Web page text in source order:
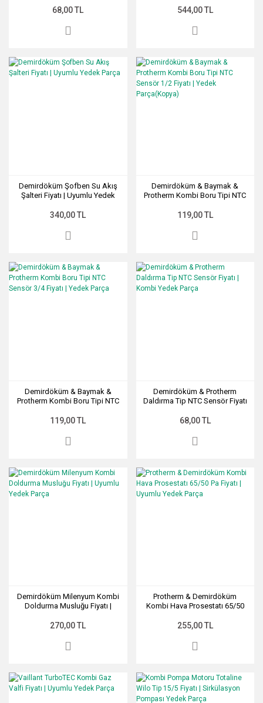
68,00 TL 544,00 TL
Demirdöküm Şofben Su Akış
Şalteri Fiyatı | Uyumlu Yedek
340,00 TL
Demirdöküm & Baymak &
Protherm Kombi Boru Tipi NTC
Parça(Kopya)
119,00 TL
Demirdöküm & Baymak &
Protherm Kombi Boru Tipi NTC
119,00 TL
Demirdöküm & Protherm
Daldırma Tip NTC Sensör Fiyatı
68,00 TL
Demirdöküm Milenyum Kombi
Doldurma Musluğu Fiyatı |
270,00 TL
Protherm & Demirdöküm
Kombi Hava Prosestatı 65/50
255,00 TL